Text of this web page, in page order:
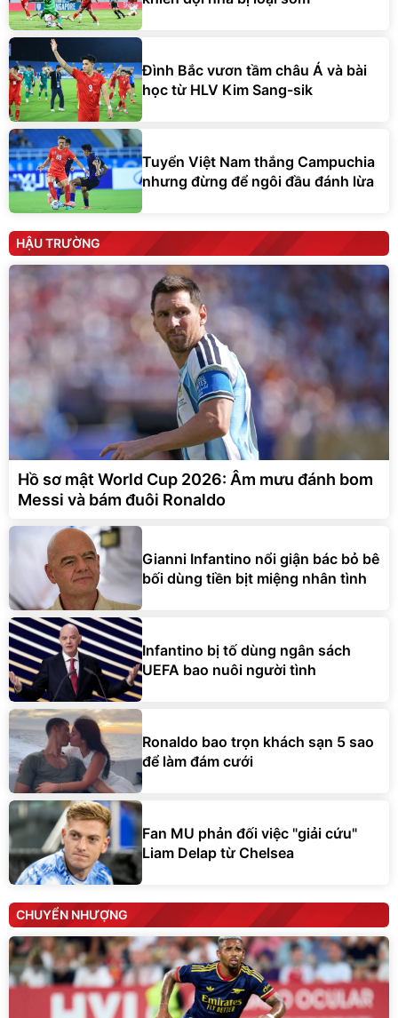
Đình Bắc vươn tầm châu Á và bài
học từ HLV Kim Sang-sik
Tuyển Việt Nam thắng Campuchia
nhưng đừng để ngôi đầu đánh lừa
HẬU TRƯỜNG
Hồ sơ mật World Cup 2026: Âm mưu đánh bom
Messi và bám đuôi Ronaldo
Gianni Infantino nổi giận bác bỏ bê
bối dùng tiền bịt miệng nhân tình
Infantino bị tố dùng ngân sách
UEFA bao nuôi người tình
Ronaldo bao trọn khách sạn 5 sao
để làm đám cưới
Fan MU phản đối việc "giải cứu"
Liam Delap từ Chelsea
CHUYỂN NHƯỢNG